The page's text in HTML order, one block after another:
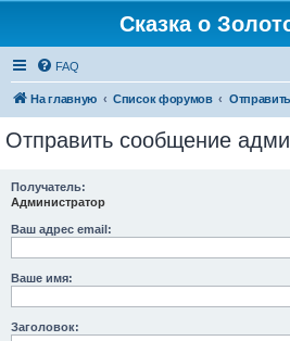
Сказка о
FAQ
На главную Список форумов
Отправить сообщение
Получатель:
Администратор
Ваш адрес email:
Ваше имя:
Заголовок: